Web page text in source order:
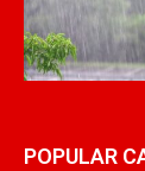
POPULAR